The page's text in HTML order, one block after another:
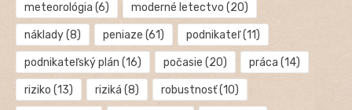
meteorológia (6) moderné letectvo (20)
náklady(8) peniaze (61) podnikateľ(11)
podnikateľský plán (16) počasie (20) práca (14)
riziko (13) riziká (8) robustnosť(10)